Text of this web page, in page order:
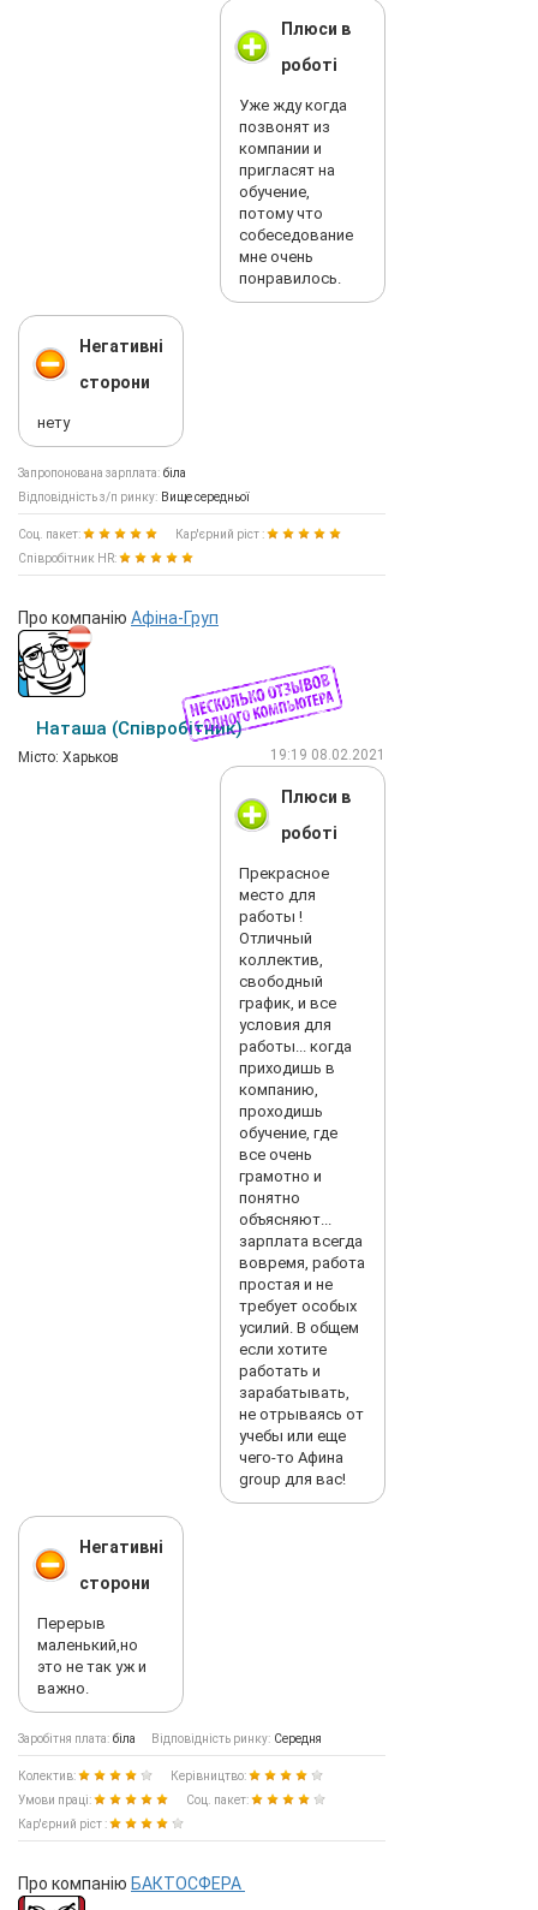
Плюси в
роботі
Уже жду когда
позвонят из
компании и
пригласят на
обучение,
потому что
собеседование
мне очень
понравилось.
Негативні
сторони
нету
Запропонована зарплата: біла
Відповідність з/п ринку: Вище середньої
Соц. пакет:
Кар'єрний ріст :
Співробітник HR:
Про компанію Афiна-Груп
Наташа (Співробітник)
Мiсто: Харьков 19:19 08.02.2021
Плюси в
роботі
Прекрасное
место для
работы !
Отличный
коллектив,
свободный
график, и все
условия для
работы... когда
приходишь в
компанию,
проходишь
обучение, где
все очень
грамотно и
понятно
объясняют...
зарплата всегда
вовремя, работа
простая и не
требует особых
усилий. В общем
если хотите
работать и
зарабатывать,
не отрываясь от
учебы или еще
чего-то Афина
group для вас!
Негативні
сторони
Перерыв
маленький,но
это не так уж и
важно.
Заробітня плата: біла Відповідність ринку: Середня
Колектив:
Керівництво:
Умови праці:
Соц. пакет:
Кар'єрний ріст :
Про компанію БАКТОСФЕРА